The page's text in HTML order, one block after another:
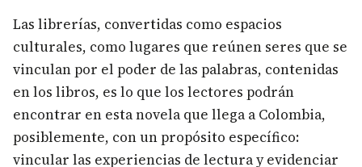
Las librerías, convertidas como espacios
culturales, como lugares que reúnen seres que se
vinculan por el poder de las palabras, contenidas
en los libros, es lo que los lectores podrán
encontrar en esta novela que llega a Colombia,
posiblemente, con un propósito específico:
vincular las experiencias de lectura y evidenciar